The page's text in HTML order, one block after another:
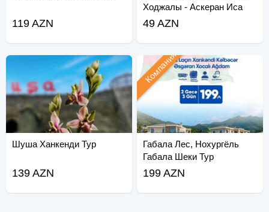
119 AZN
Ходжалы - Аскеран Иса
Булаги Тур
49 AZN
Шуша Ханкенди Тур
139 AZN
Габала Лес, Нохургёль
Габала Шеки Тур
Компания
199 AZN